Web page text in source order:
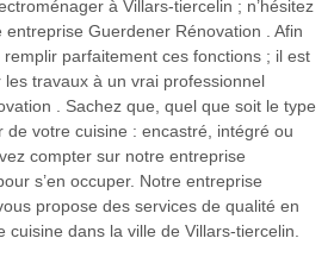
à Villars-tiercelin ; n’hésitez
Guerdener Rénovation . Afin
parfaitement ces fonctions ; il est
travaux à un vrai professionnel
. Sachez que, quel que soit le type
de votre cuisine : encastré, intégré ou
compter sur notre entreprise
s’en occuper. Notre entreprise
propose des services de qualité en
dans la ville de Villars-tiercelin.